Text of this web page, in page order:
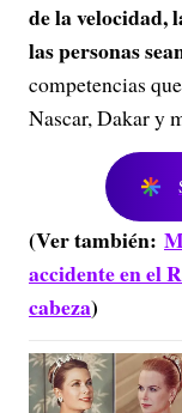
de la velocidad,
las personas
competencias
Nascar, Dakar y
(Ver también:
accidente en el
cabeza)